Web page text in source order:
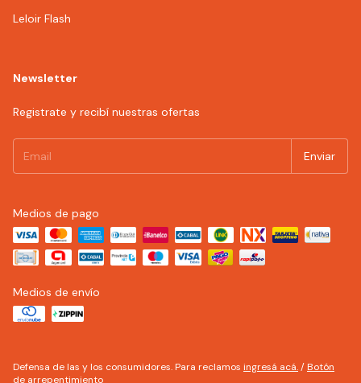
Leloir Flash
Newsletter
Registrate y recibí nuestras ofertas
Medios de pago
Medios de envío
Defensa de las y los consumidores. Para reclamos ingresá acá./ Botón
de arrepentimiento